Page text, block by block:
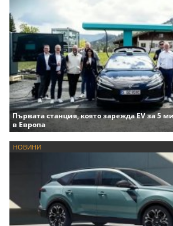
Първата станция, която зарежда EV за 5
в Европа
НОВИНИ